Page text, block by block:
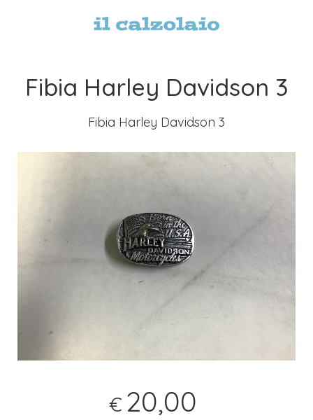
Fibia Harley Davidson 3
Fibia Harley Davidson 3
€ 20,00